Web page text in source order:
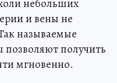
небольших
и вены не
называемые
получить
мгновенно.